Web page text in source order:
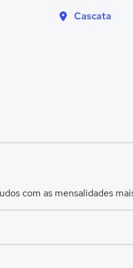
Cascata
com as mensalidades